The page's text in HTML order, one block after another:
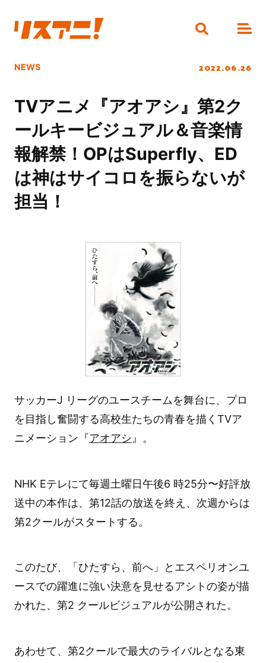
NEWS 2022.06.26
TVアニメ『アオアシ』第2ク
ールキービジュアル＆音楽情
報解禁！OPはSuperfly、ED
は神はサイコロを振らないが
担当！
サッカーJ リーグのユースチームを舞台に、プロ
を目指し奮闘する高校生たちの青春を描くTVア
ニメーション『アオアシ 』。
NHK Eテレにて毎週土曜日午後6 時25分〜好評放
送中の本作は、第12話の放送を終え、次週からは
第2クールがスタートする。
このたび、「ひたすら、前へ」とエスペリオンユ
ースでの躍進に強い決意を見せるアシトの姿が描
かれた、第2 クールビジュアルが公開された。
あわせて、第2クールで最大のライバルとなる東